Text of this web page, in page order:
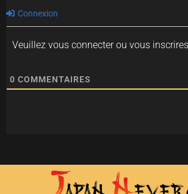
Connexion
Veuillez vous connecter ou vous
0 COMMENTAIRES